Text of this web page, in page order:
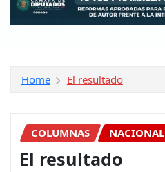
Home El resultado
COLUMNAS NACIONAL
El resultado